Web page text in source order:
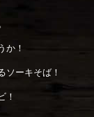
か！
ソーキそば！
！